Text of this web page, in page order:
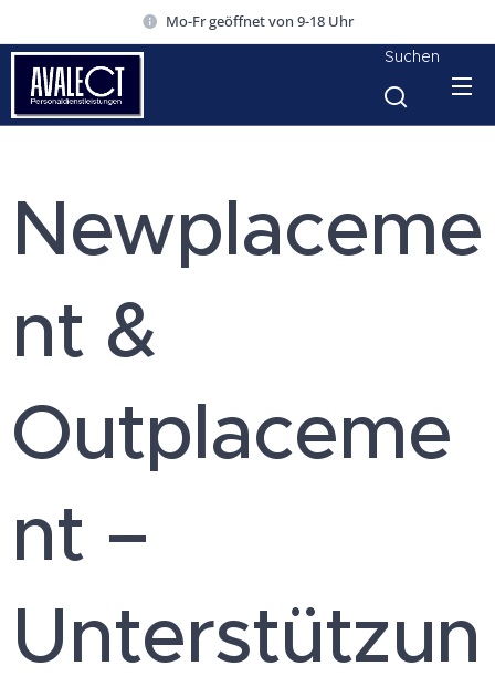
Mo-Fr geöffnet von 9-18 Uhr
Suchen
Newplaceme
nt &
Outplaceme
nt –
Unterstützun